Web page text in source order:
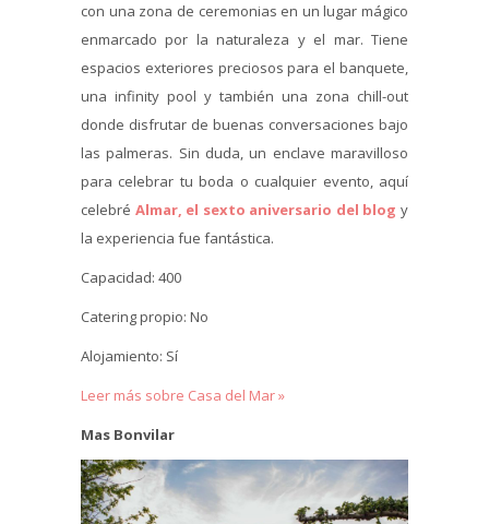
con una zona de ceremonias en un lugar mágico
enmarcado por la naturaleza y el mar. Tiene
espacios exteriores preciosos para el banquete,
una infinity pool y también una zona chill-out
donde disfrutar de buenas conversaciones bajo
las palmeras. Sin duda, un enclave maravilloso
para celebrar tu boda o cualquier evento, aquí
celebré Almar, el sexto aniversario del blog y
la experiencia fue fantástica.
Capacidad: 400
Catering propio: No
Alojamiento: Sí
Leer más sobre Casa del Mar »
Mas Bonvilar